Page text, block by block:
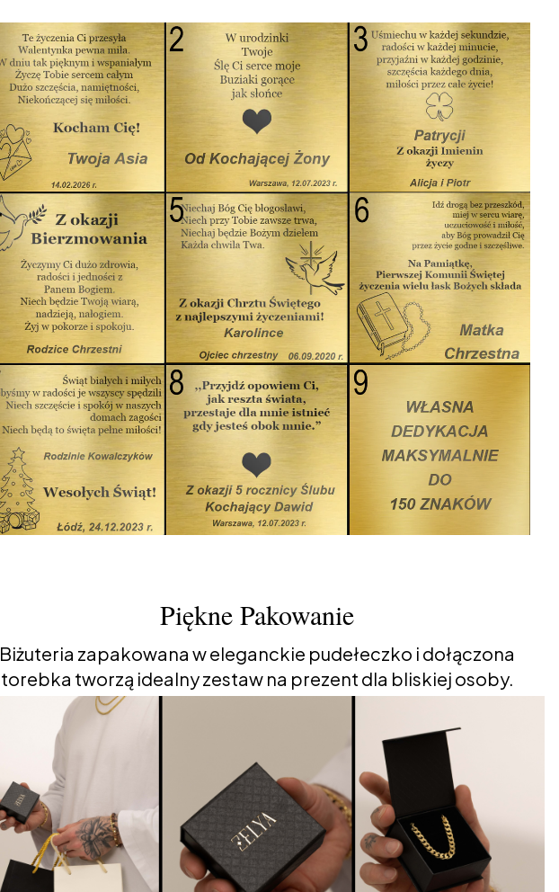
Piękne Pakowanie
Biżuteria zapakowana w eleganckie pudełeczko i dołączona
torebka tworzą idealny zestaw na prezent dla bliskiej osoby.